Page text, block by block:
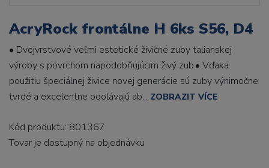
AcryRock frontálne H 6ks S56, D4
• Dvojvrstvové veľmi estetické živičné zuby talianskej
výroby s povrchom napodobňujúcim živý zub.• Vďaka
použitiu špeciálnej živice novej generácie sú zuby výnimočne
tvrdé a excelentne odolávajú ab... ZOBRAZIT VÍCE
Kód produktu: 801367
Tovar je dostupný na objednávku